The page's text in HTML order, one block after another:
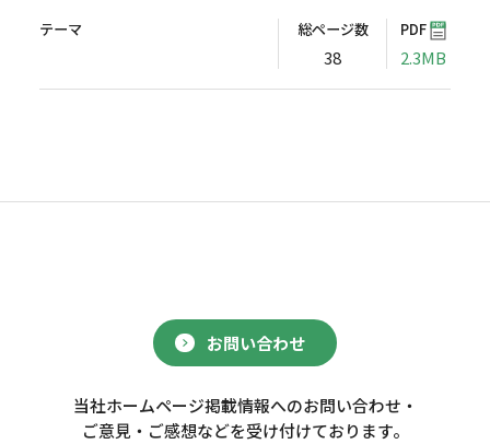
テーマ 総ページ数
38
PDF
2.3MB
お問い合わせ
当社ホームページ掲載情報へのお問い合わせ・
ご意見・ご感想などを受け付けております。